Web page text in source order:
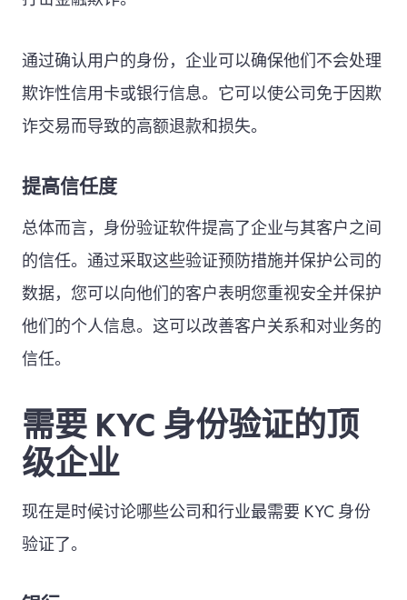
通过确认用户的身份，企业可以确保他们不会处理
欺诈性信用卡或银行信息。它可以使公司免于因欺
诈交易而导致的高额退款和损失。
提高信任度
总体而言，身份验证软件提高了企业与其客户之间
的信任。通过采取这些验证预防措施并保护公司的
数据，您可以向他们的客户表明您重视安全并保护
他们的个人信息。这可以改善客户关系和对业务的
信任。
需要 KYC 身份验证的顶
级企业
现在是时候讨论哪些公司和行业最需要 KYC 身份
验证了。